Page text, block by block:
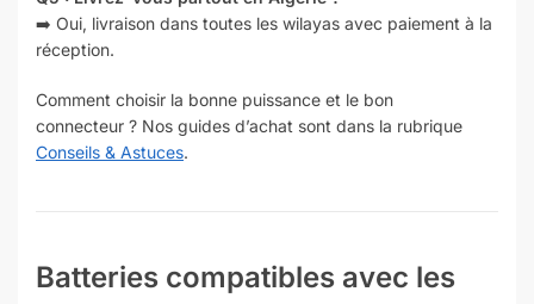
➡️ Oui, livraison dans toutes les wilayas avec paiement à la
réception.
Comment choisir la bonne puissance et le bon
connecteur ? Nos guides d’achat sont dans la rubrique
Conseils & Astuces.
Batteries compatibles avec les